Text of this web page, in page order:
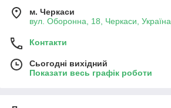
м. Черкаси
вул. Оборонна, 18, Черкаси, Україна
Контакти
Сьогодні вихідний
Показати весь графік роботи